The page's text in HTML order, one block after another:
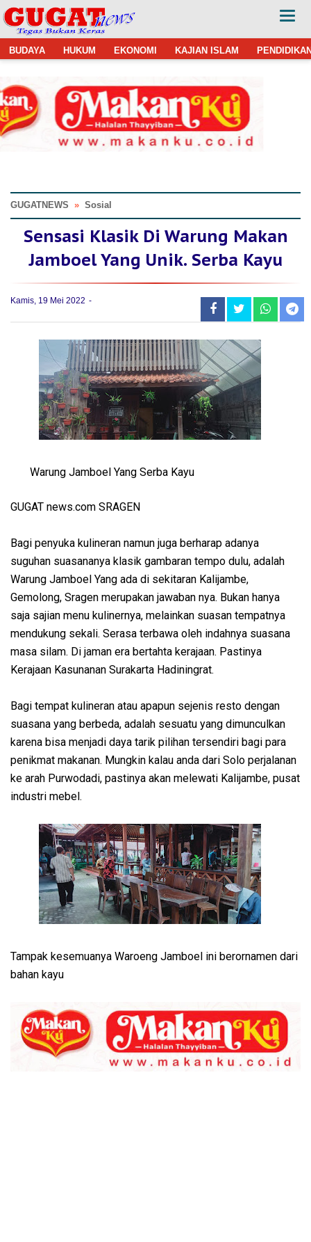
BUDAYA HUKUM EKONOMI KAJIAN ISLAM
GUGATNEWS » Sosial
Sensasi Klasik Di Warung Makan
Jamboel Yang Unik. Serba Kayu
Kamis, 19 Mei 2022
Warung Jamboel Yang Serba Kayu
GUGAT news.com SRAGEN
Bagi penyuka kulineran namun juga berharap adanya
suguhan suasananya klasik gambaran tempo dulu, adalah
Warung Jamboel Yang ada di sekitaran Kalijambe,
Gemolong, Sragen merupakan jawaban nya. Bukan hanya
saja sajian menu kulinernya, melainkan suasan tempatnya
mendukung sekali. Serasa terbawa oleh indahnya suasana
masa silam. Di jaman era bertahta kerajaan. Pastinya
Kerajaan Kasunanan Surakarta Hadiningrat.
Bagi tempat kulineran atau apapun sejenis resto dengan
suasana yang berbeda, adalah sesuatu yang dimunculkan
karena bisa menjadi daya tarik pilihan tersendiri bagi para
penikmat makanan. Mungkin kalau anda dari Solo perjalanan
ke arah Purwodadi, pastinya akan melewati Kalijambe, pusat
industri mebel.
Tampak kesemuanya Waroeng Jamboel ini berornamen dari
bahan kayu